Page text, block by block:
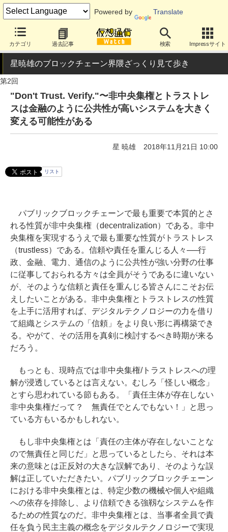
Powered by Translate
カテゴリ 過去記事 検索 Impressサイト
星暁雄のブロックチェーン界隈ざっくり見て歩き
第2回
"Don't Trust. Verify."〜非中央集権とトラストレ
スは金融のように公共性が高いシステムを大きく
変える可能性がある
星 暁雄 2018年11月21日 10:00
リスト
パブリックブロックチェーンで最も重要で本質的とさ
れる性質が非中央集権（decentralization）である。非中
央集権を実現するうえで最も重要な性質がトラストレス
（trustless）である。信頼や責任を重んじる人々──行
政、金融、電力、通信のように公共性が強い分野の仕事
に従事しておられる方々は全員がそうであるに違いない
が、そのような信頼と責任を重んじる皆さんにこそお伝
えしたいことがある。非中央集権とトラストレスの性質
を上手に活用すれば、デジタルテクノロジーの力を借り
て組織とシステムの「信頼」をより良い形に再構築でき
る。やがて、その活用を真剣に検討するべき時期が来る
だろう。
もっとも、現時点では非中央集権/トラストレスへの理
解が浸透しているとは言えない。むしろ「怪しい概念」
とすら思われている節もある。「責任主体が存在しない
非中央集権だって？ 無責任でとんでもない！」と思っ
ている方もいるかもしれない。
もし非中央集権とは「責任の主体が存在しないことな
ので無責任と同じだ」と思っているとしたら、それは本
来の意味とは正反対の大きな誤解であり、そのような誤
解は正していただきたい。パブリックブロックチェーン
における非中央集権とは、特定少数の機械や個人や組織
への依存を排除し、より信頼できる強靱なシステムを作
るための性質なのだ。非中央集権とは、当事者全員で責
任を負う民主主義の概念をデジタルテクノロジーで実現